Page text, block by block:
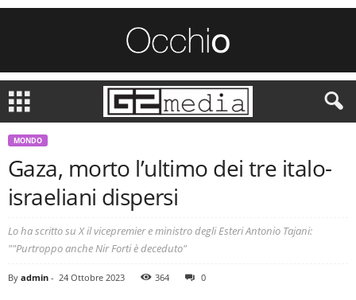
MONDO
Gaza, morto l’ultimo dei tre italo-
israeliani dispersi
Lo ha scritto su X il vicepremier e ministro degli Esteri Antonio Tajani:
""Purtroppo anche Nir Forti è deceduto"
By admin - 24 Ottobre 2023 364 0